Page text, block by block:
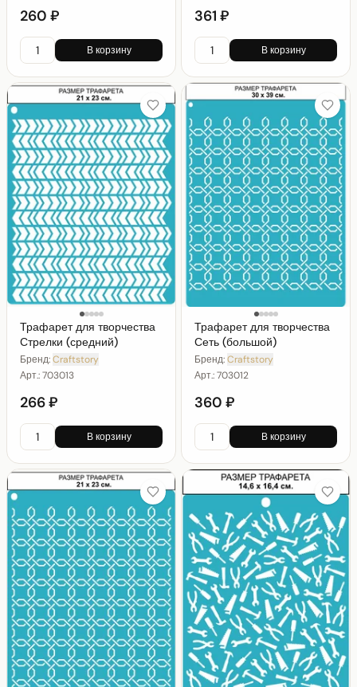
260 ₽
В корзину
361 ₽
В корзину
Трафарет для творчества
Стрелки (средний)
Бренд:Craftstory
Арт.:703013
266 ₽
В корзину
Трафарет для творчества
Сеть (большой)
Бренд:Craftstory
Арт.:703012
360 ₽
В корзину